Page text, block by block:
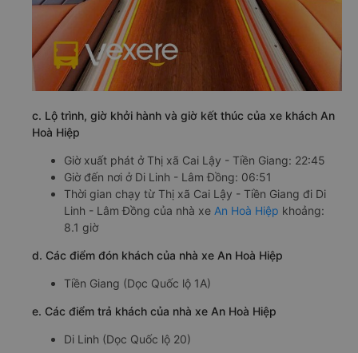
c. Lộ trình, giờ khởi hành và giờ kết thúc của xe khách An
Hoà Hiệp
Giờ xuất phát ở Thị xã Cai Lậy - Tiền Giang: 22:45
Giờ đến nơi ở Di Linh - Lâm Đồng: 06:51
Thời gian chạy từ Thị xã Cai Lậy - Tiền Giang đi Di
Linh - Lâm Đồng của nhà xe An Hoà Hiệp khoảng:
8.1 giờ
d. Các điểm đón khách của nhà xe An Hoà Hiệp
Tiền Giang (Dọc Quốc lộ 1A)
e. Các điểm trả khách của nhà xe An Hoà Hiệp
Di Linh (Dọc Quốc lộ 20)